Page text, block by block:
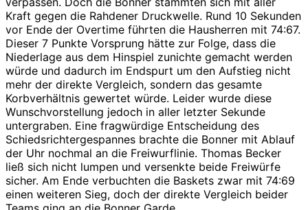
Kraft gegen die Rahdener Druckwelle. Rund 10 Sekunden
vor Ende der Overtime führten die Hausherren mit 74:67.
Dieser 7 Punkte Vorsprung hätte zur Folge, dass die
Niederlage aus dem Hinspiel zunichte gemacht werden
würde und dadurch im Endspurt um den Aufstieg nicht
mehr der direkte Vergleich, sondern das gesamte
Korbverhältnis gewertet würde. Leider wurde diese
Wunschvorstellung jedoch in aller letzter Sekunde
untergraben. Eine fragwürdige Entscheidung des
Schiedsrichtergespannes brachte die Bonner mit Ablauf
der Uhr nochmal an die Freiwurflinie. Thomas Becker
ließ sich nicht lumpen und versenkte beide Freiwürfe
sicher. Am Ende verbuchten die Baskets zwar mit 74:69
einen weiteren Sieg, doch der direkte Vergleich beider